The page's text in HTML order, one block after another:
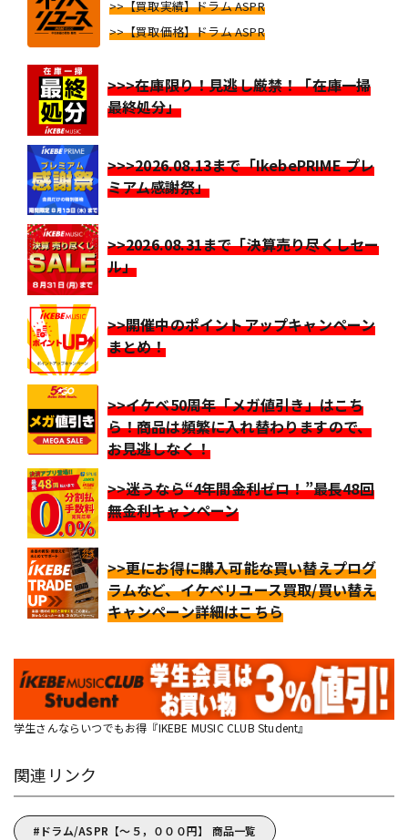
>>【買取実績】ドラム ASPR
>>【買取価格】ドラム ASPR
>>>在庫限り！見逃し厳禁！「在庫一掃
最終処分」
>>>2026.08.13まで「IkebePRIME プレ
ミアム感謝祭」
>>2026.08.31まで「決算売り尽くしセー
ル」
>>開催中のポイントアップキャンペーン
まとめ！
>>イケベ50周年「メガ値引き」はこち
ら！商品は頻繁に入れ替わりますので、
お見逃しなく！
>>迷うなら“4年間金利ゼロ！”最長48回
無金利キャンペーン
>>更にお得に購入可能な買い替えプログ
ラムなど、イケベリユース買取/買い替え
キャンペーン詳細はこちら
学生さんならいつでもお得『IKEBE MUSIC CLUB Student』
関連リンク
ドラム/ASPR【～５，０００円】 商品一覧